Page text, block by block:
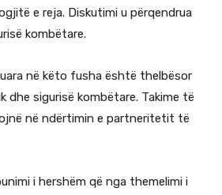
e reja. Diskutimi u përqendrua
kombëtare.
në këto fusha është thelbësor
sigurisë kombëtare. Takime të
në ndërtimin e partneritetit të
i hershëm që nga themelimi i